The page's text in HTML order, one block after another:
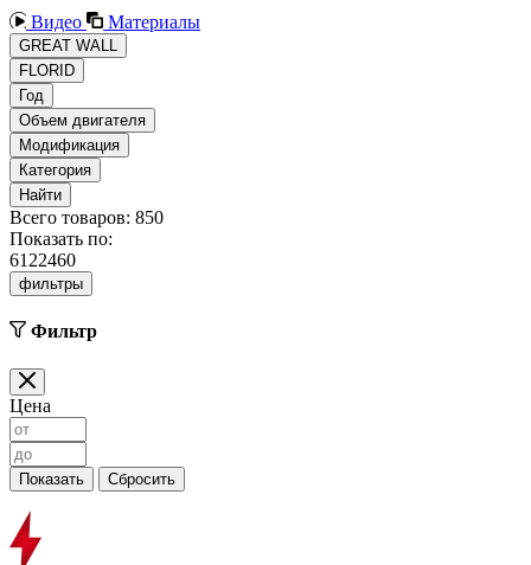
Видео Материалы
GREAT WALL
FLORID
Год
Объем двигателя
Модификация
Категория
Найти
Всего товаров: 850
Показать по:
6122460
фильтры
Фильтр
Цена